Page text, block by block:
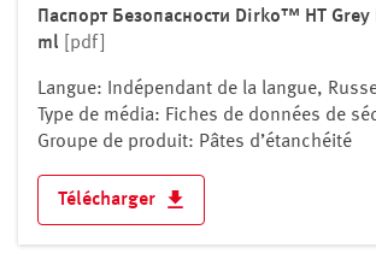
Grèce
Hongrie
Irlande
Islande
Italie
Kosovo
Lettonie
Liechtenstein
Паспорт Безопасности Dirko™ HT
ml
[pdf]
Langue: Indépendant de la langue,
Type de média: Fiches de données de
Groupe de produit: Pâtes d’étanchéité
Télécharger